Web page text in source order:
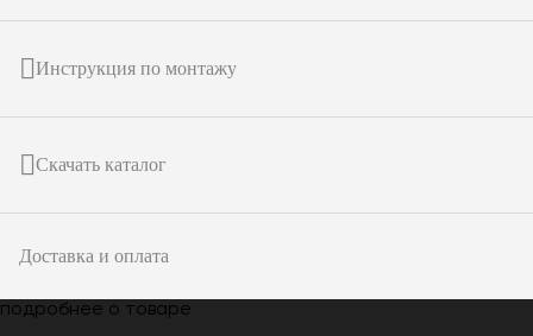
Инструкция по монтажу
Скачать каталог
Доставка и оплата
подробнее о товаре